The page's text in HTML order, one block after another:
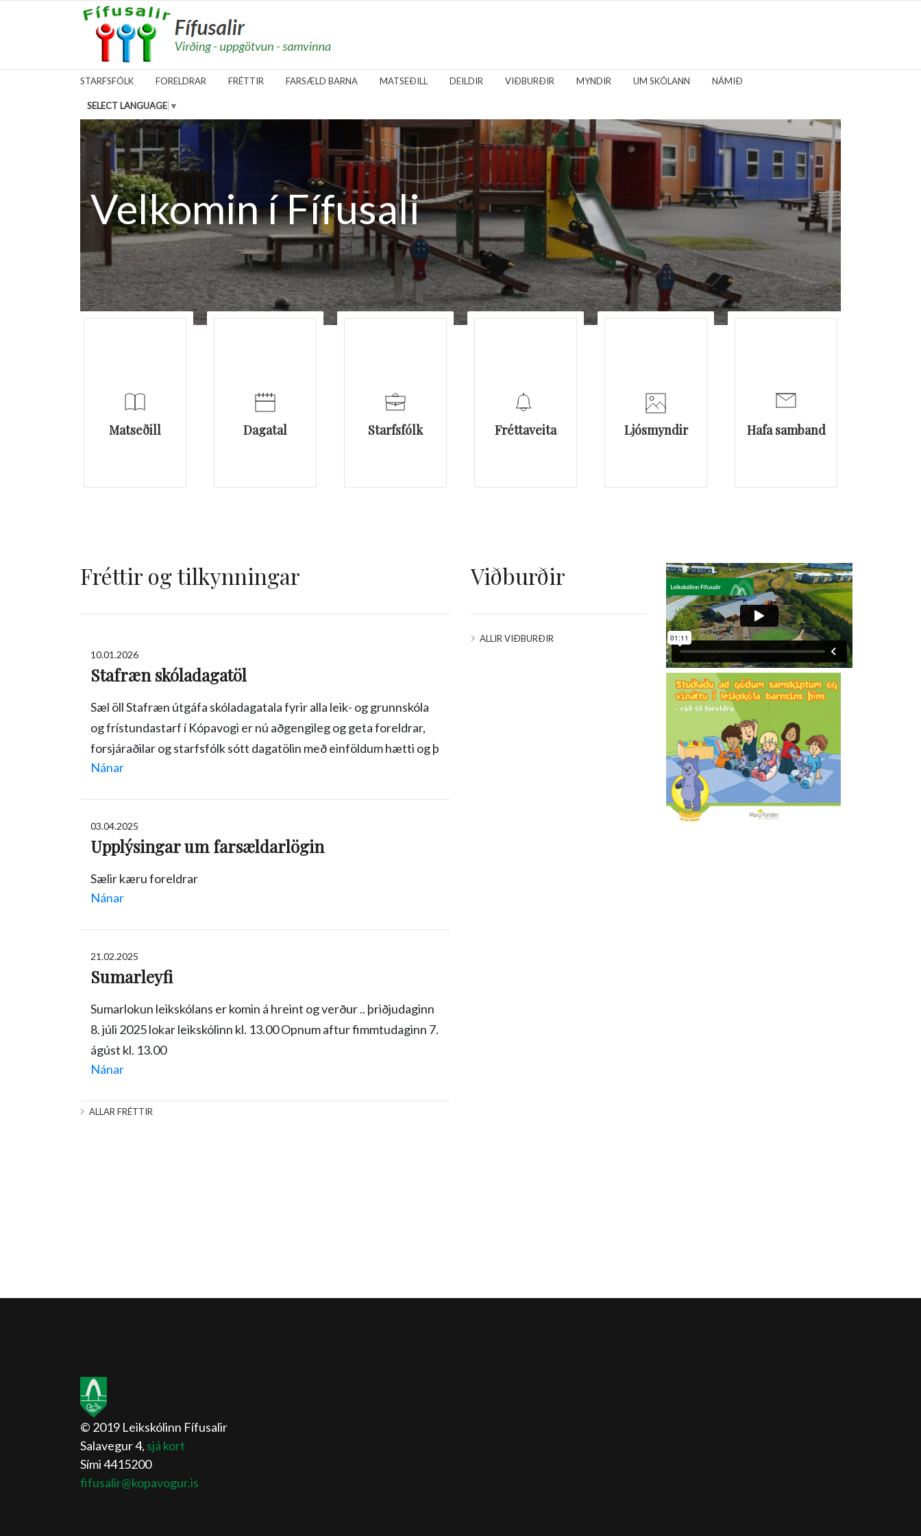
fara á forsíðu
STARFSFÓLK FORELDRAR FRÉTTIR FARSÆLD BARNA MATSEÐILL DEILDIR VIÐBURÐIR MYNDIR UM SKÓLANN NÁMIÐ
SELECT LANGUAGE ▼
Velkomin í Fífusali
Matseðill Dagatal Starfsfólk Fréttaveita Ljósmyndir Hafa samband
Fréttir og tilkynningar
10.01.2026
Stafræn skóladagatöl
Sæl öll Stafræn útgáfa skóladagatala fyrir alla leik- og grunnskóla
og frístundastarf í Kópavogi er nú aðgengileg og geta foreldrar,
forsjáraðilar og starfsfólk sótt dagatölin með einföldum hætti og þ
Nánar
03.04.2025
Upplýsingar um farsældarlögin
Sælir kæru foreldrar
Nánar
21.02.2025
Sumarleyfi
Sumarlokun leikskólans er komin á hreint og verður .. þriðjudaginn
8. júli 2025 lokar leikskólinn kl. 13.00 Opnum aftur fimmtudaginn 7.
ágúst kl. 13.00
Nánar
ALLAR FRÉTTIR
Viðburðir
ALLIR VIÐBURÐIR
© 2019 Leikskólinn Fífusalir
Salavegur 4, sjá kort
Sími 4415200
fifusalir@kopavogur.is